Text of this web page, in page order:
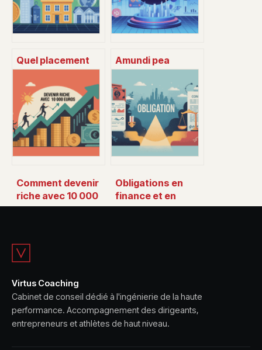
Quel placement
pour 100 000
euros : stratégies
concrètes pour
décider
Amundi pea
nasdaq-100 ucits
etf acc : avis, frais
et mode d’emploi
Comment devenir
riche avec 10 000
euros sans brûler
Obligations en
finance et en
droit : sens,
Virtus Coaching
Cabinet de conseil dédié à l'ingénierie de la haute
performance. Accompagnement des dirigeants,
entrepreneurs et athlètes de haut niveau.